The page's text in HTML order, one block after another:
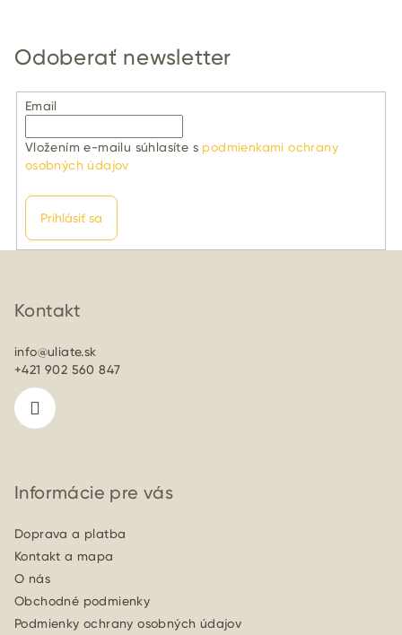
Odoberať newsletter
Email
Vložením e-mailu súhlasíte s podmienkami ochrany
osobných údajov
Prihlásiť sa
Kontakt
info@uliate.sk
+421 902 560 847
Informácie pre vás
Doprava a platba
Kontakt a mapa
O nás
Obchodné podmienky
Podmienky ochrany osobných údajov